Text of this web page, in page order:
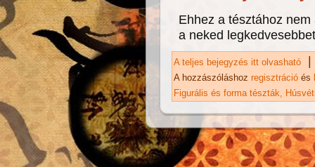
Ehhez a tésztához
a neked
A teljes bejegyzés itt olvasható |
A hozzászóláshoz regisztráció és
Figurális és forma tészták